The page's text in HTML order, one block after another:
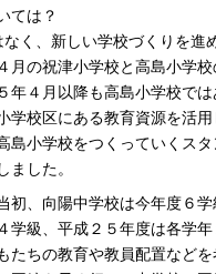
ては？
く、新しい学校づくりを進
月の祝津小学校と高島小学
年４月以降も高島小学校で
学校区にある教育資源を活
島小学校をつくっていくスタ
した。
初、向陽中学校は今年度６学
学級、平成２５年度は各学年
たちの教育や教員配置など